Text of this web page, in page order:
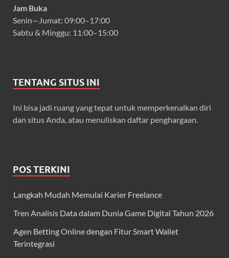
Jam Buka
Senin—Jumat: 09:00–17:00
Sabtu & Minggu: 11:00–15:00
TENTANG SITUS INI
Ini bisa jadi ruang yang tepat untuk memperkenalkan diri
dan situs Anda, atau menuliskan daftar penghargaan.
POS TERKINI
Langkah Mudah Memulai Karier Freelance
Tren Analisis Data dalam Dunia Game Digital Tahun 2026
Agen Betting Online dengan Fitur Smart Wallet
Terintegrasi